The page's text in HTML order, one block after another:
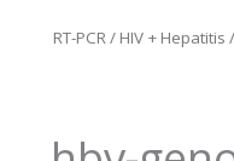
RT-PCR/ HIV + Hepatitis